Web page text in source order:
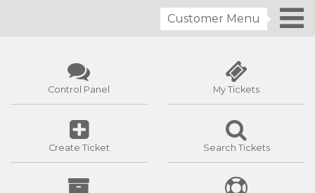
Customer Menu
Control Panel My Tickets
Create Ticket Search Tickets